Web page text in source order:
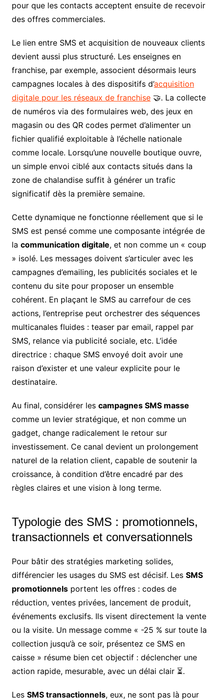
pour que les contacts acceptent ensuite de recevoir
des offres commerciales.
Le lien entre SMS et acquisition de nouveaux clients
devient aussi plus structuré. Les enseignes en
franchise, par exemple, associent désormais leurs
campagnes locales à des dispositifs d’acquisition
digitale pour les réseaux de franchise🤝. La collecte
de numéros via des formulaires web, des jeux en
magasin ou des QR codes permet d’alimenter un
fichier qualifié exploitable à l’échelle nationale
comme locale. Lorsqu’une nouvelle boutique ouvre,
un simple envoi ciblé aux contacts situés dans la
zone de chalandise suffit à générer un trafic
significatif dès la première semaine.
Cette dynamique ne fonctionne réellement que si le
SMS est pensé comme une composante intégrée de
la communication digitale, et non comme un « coup
» isolé. Les messages doivent s’articuler avec les
campagnes d’emailing, les publicités sociales et le
contenu du site pour proposer un ensemble
cohérent. En plaçant le SMS au carrefour de ces
actions, l’entreprise peut orchestrer des séquences
multicanales fluides : teaser par email, rappel par
SMS, relance via publicité sociale, etc. L’idée
directrice : chaque SMS envoyé doit avoir une
raison d’exister et une valeur explicite pour le
destinataire.
Au final, considérer les campagnes SMS masse
comme un levier stratégique, et non comme un
gadget, change radicalement le retour sur
investissement. Ce canal devient un prolongement
naturel de la relation client, capable de soutenir la
croissance, à condition d’être encadré par des
règles claires et une vision à long terme.
Typologie des SMS : promotionnels,
transactionnels et conversationnels
Pour bâtir des stratégies marketing solides,
différencier les usages du SMS est décisif. Les SMS
promotionnelsportent les offres : codes de
réduction, ventes privées, lancement de produit,
événements exclusifs. Ils visent directement la vente
ou la visite. Un message comme « -25 % sur toute la
collection jusqu’à ce soir, présentez ce SMS en
caisse » résume bien cet objectif : déclencher une
action rapide, mesurable, avec un délai clair ⏳.
Les SMS transactionnels, eux, ne sont pas là pour